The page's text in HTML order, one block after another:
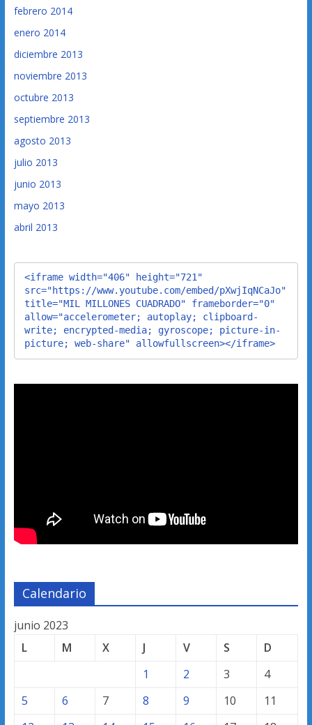
febrero 2014
enero 2014
diciembre 2013
noviembre 2013
octubre 2013
septiembre 2013
agosto 2013
julio 2013
junio 2013
mayo 2013
abril 2013
<iframe width="406" height="721"
src="https://www.youtube.com/embed/pXwjIqNCaJo"
title="MIL MILLONES CUADRADO" frameborder="0"
allow="accelerometer; autoplay; clipboard-
write; encrypted-media; gyroscope; picture-in-
picture; web-share" allowfullscreen></iframe>
Calendario
junio 2023
L
M X J V S
D
1
2 3
4
5
6 7 8 9 10
11